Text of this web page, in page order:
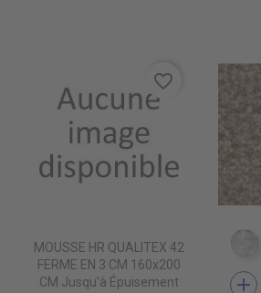
MOUSSE HR QUALITEX 42
FERME EN 3 CM 160x200
CM Jusqu'à Épuisement
favorite_border
add